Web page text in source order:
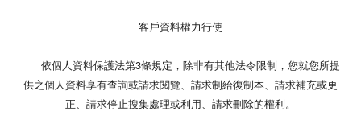
客戶資料權力行使
依個人資料保護法第3條規定，除非有其他法令限制，您就您所提
供之個人資料享有查詢或請求閱覽、請求制給復制本、請求補充或更
正、請求停止搜集處理或利用、請求刪除的權利。